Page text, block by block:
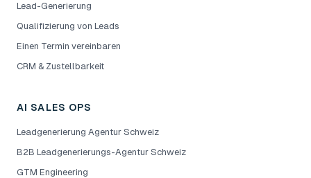
Lead-Generierung
Qualifizierung von Leads
Einen Termin vereinbaren
CRM & Zustellbarkeit
AI SALES OPS
Leadgenerierung Agentur Schweiz
B2B Leadgenerierungs-Agentur Schweiz
GTM Engineering